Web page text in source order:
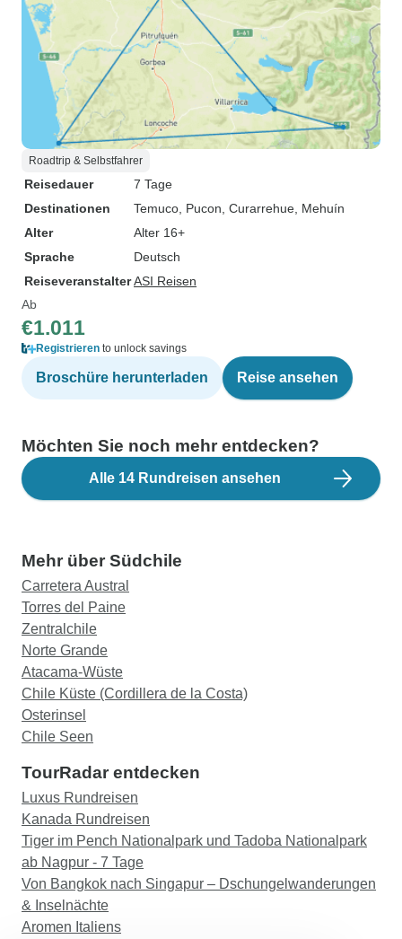
Roadtrip & Selbstfahrer
Reisedauer
7 Tage
Destinationen
Temuco , Pucon , Curarrehue , Mehuín
Alter
Alter 16+
Sprache
Deutsch
ReiseveranstalterASI Reisen
Ab
€1.011
Registrieren to unlock savings
Broschüre herunterladen Reise ansehen
Möchten Sie noch mehr entdecken?
Alle 14 Rundreisen ansehen
Mehr über Südchile
Carretera Austral
Torres del Paine
Zentralchile
Norte Grande
Atacama-Wüste
Chile Küste (Cordillera de la Costa)
Osterinsel
Chile Seen
TourRadar entdecken
Luxus Rundreisen
Kanada Rundreisen
Tiger im Pench Nationalpark und Tadoba Nationalpark
ab Nagpur - 7 Tage
Von Bangkok nach Singapur – Dschungelwanderungen
& Inselnächte
Aromen Italiens